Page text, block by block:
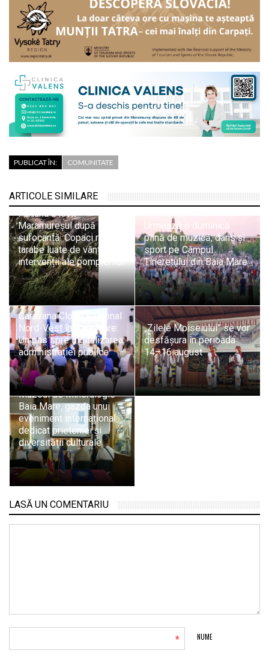
PUBLICAT ÎN: COMUNITATE
ARTICOLE SIMILARE
Furtuna a lovit
Maramureșul după o zi
sufocantă. Copaci rupți,
tarabe luate de vânt și
intervenții ale pompierilor
Urmează o duminică
plină de muzică, dans și
sport pe Câmpul
Tineretului din Baia Mare
Caravana Cloud Regional
Nord-Vest în Baia Mare:
Un pas spre digitalizarea
administrației publice
„Zilele Moiseiului” se vor
desfășura în perioada
14–16 august
Muzeul de Mineralogie
Baia Mare, gazda unui
eveniment internațional
dedicat prieteniei și
diversității culturale
LASĂ UN COMENTARIU
NUME
*